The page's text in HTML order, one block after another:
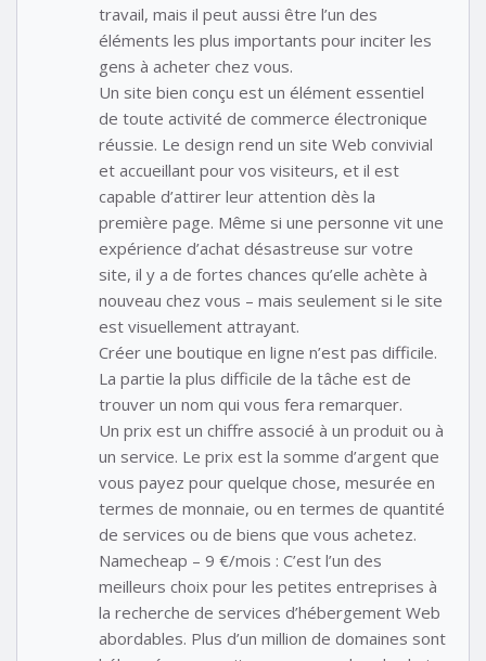
travail, mais il peut aussi être l’un des
éléments les plus importants pour inciter les
gens à acheter chez vous.
Un site bien conçu est un élément essentiel
de toute activité de commerce électronique
réussie. Le design rend un site Web convivial
et accueillant pour vos visiteurs, et il est
capable d’attirer leur attention dès la
première page. Même si une personne vit une
expérience d’achat désastreuse sur votre
site, il y a de fortes chances qu’elle achète à
nouveau chez vous – mais seulement si le site
est visuellement attrayant.
Créer une boutique en ligne n’est pas difficile.
La partie la plus difficile de la tâche est de
trouver un nom qui vous fera remarquer.
Un prix est un chiffre associé à un produit ou à
un service. Le prix est la somme d’argent que
vous payez pour quelque chose, mesurée en
termes de monnaie, ou en termes de quantité
de services ou de biens que vous achetez.
Namecheap – 9 €/mois : C’est l’un des
meilleurs choix pour les petites entreprises à
la recherche de services d’hébergement Web
abordables. Plus d’un million de domaines sont